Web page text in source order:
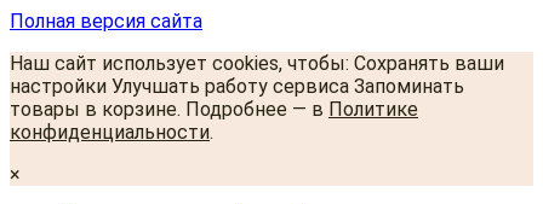
Полная версия сайта
Наш сайт использует cookies, чтобы: Сохранять ваши
настройки Улучшать работу сервиса Запоминать
товары в корзине. Подробнее — в Политике
конфиденциальности.
×